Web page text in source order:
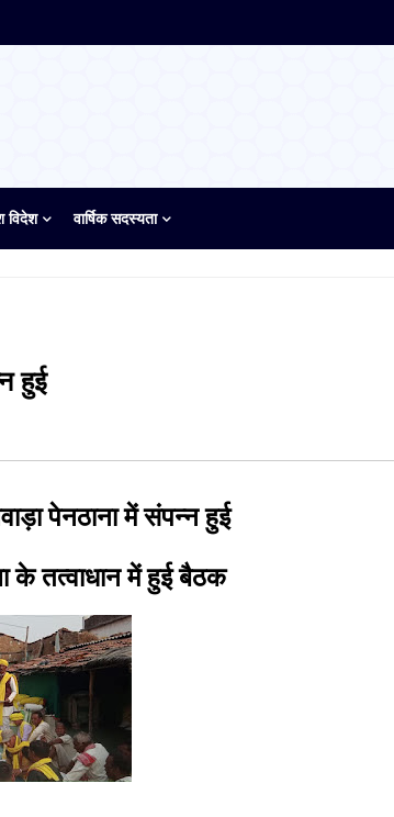
विदेश वार्षिक सदस्यता
हुई
पेनठाना में संपन्न हुई
के तत्वाधान में हुई बैठक